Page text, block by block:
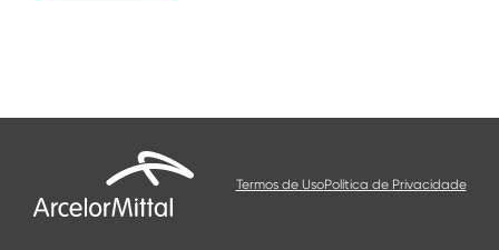
Termos de UsoPolítica de Privacidade